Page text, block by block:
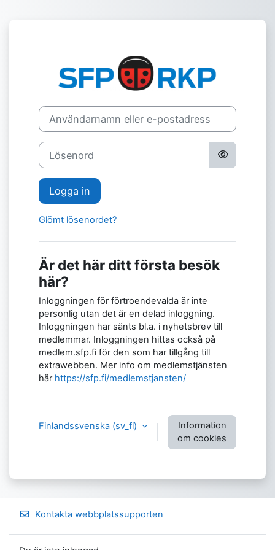
Logga in på
Användarnamn eller e-postadress
Lösenord
Logga in
Glömt lösenordet?
Är det här ditt första besök
här?
Inloggningen för förtroendevalda är inte
personlig utan det är en delad inloggning.
Inloggningen har sänts bl.a. i nyhetsbrev till
medlemmar. Inloggningen hittas också på
medlem.sfp.fi för den som har tillgång till
extrawebben. Mer info om medlemstjänsten
här https://sfp.fi/medlemstjansten/
Finlandssvenska ‎(sv_fi)‎
Information
om cookies
Kontakta webbplatssupporten